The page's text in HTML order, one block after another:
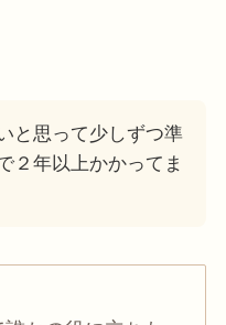
と思って少しずつ準
２年以上かかってま